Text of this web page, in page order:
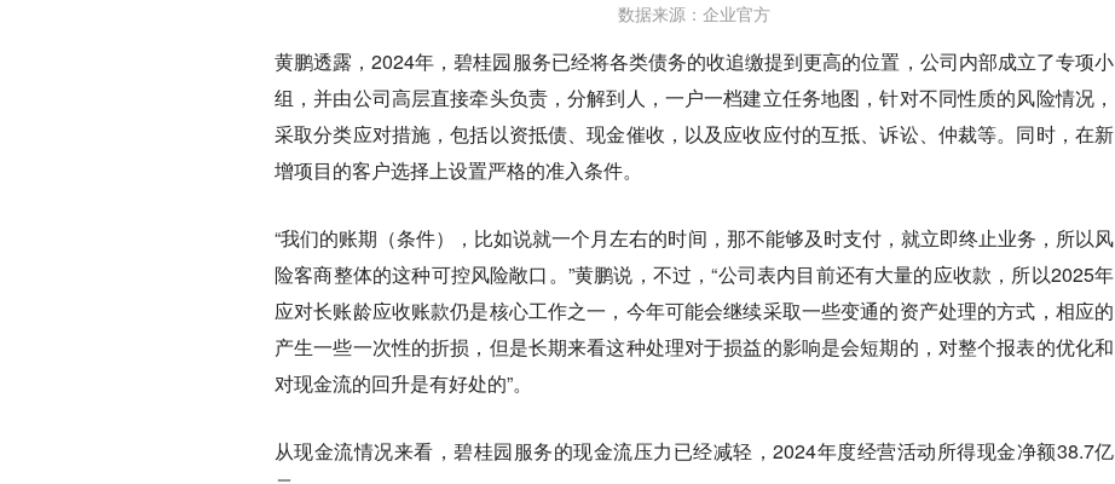
数据来源：企业官方
黄鹏透露，2024年，碧桂园服务已经将各类债务的收追缴提到更高的位置，公司内部成立了专项小
组，并由公司高层直接牵头负责，分解到人，一户一档建立任务地图，针对不同性质的风险情况，
采取分类应对措施，包括以资抵债、现金催收，以及应收应付的互抵、诉讼、仲裁等。同时，在新
增项目的客户选择上设置严格的准入条件。
“我们的账期（条件），比如说就一个月左右的时间，那不能够及时支付，就立即终止业务，所以风
险客商整体的这种可控风险敞口。”黄鹏说，不过，“公司表内目前还有大量的应收款，所以2025年
应对长账龄应收账款仍是核心工作之一，今年可能会继续采取一些变通的资产处理的方式，相应的
产生一些一次性的折损，但是长期来看这种处理对于损益的影响是会短期的，对整个报表的优化和
对现金流的回升是有好处的”。
从现金流情况来看，碧桂园服务的现金流压力已经减轻，2024年度经营活动所得现金净额38.7亿